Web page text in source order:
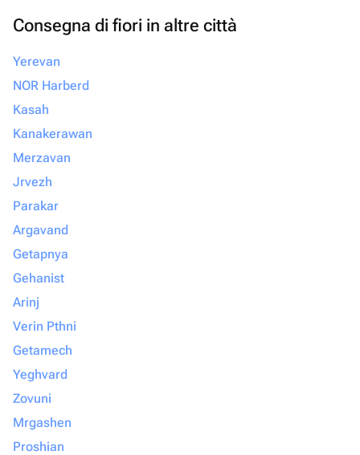
Consegna di fiori in altre città
Yerevan
NOR Harberd
Kasah
Kanakerawan
Merzavan
Jrvezh
Parakar
Argavand
Getapnya
Gehanist
Arinj
Verin Pthni
Getamech
Yeghvard
Zovuni
Mrgashen
Proshian